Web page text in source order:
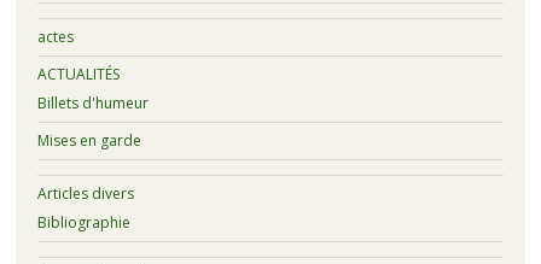
actes
ACTUALITÉS
Billets d'humeur
Mises en garde
Articles divers
Bibliographie